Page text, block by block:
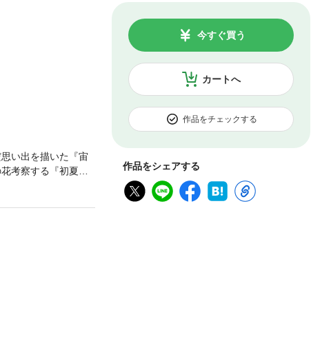
カートへ
今すぐ買う
作品をチェックする
作品をシェアする
い出を描いた『宙
考察する『初夏の
『希望とは』、